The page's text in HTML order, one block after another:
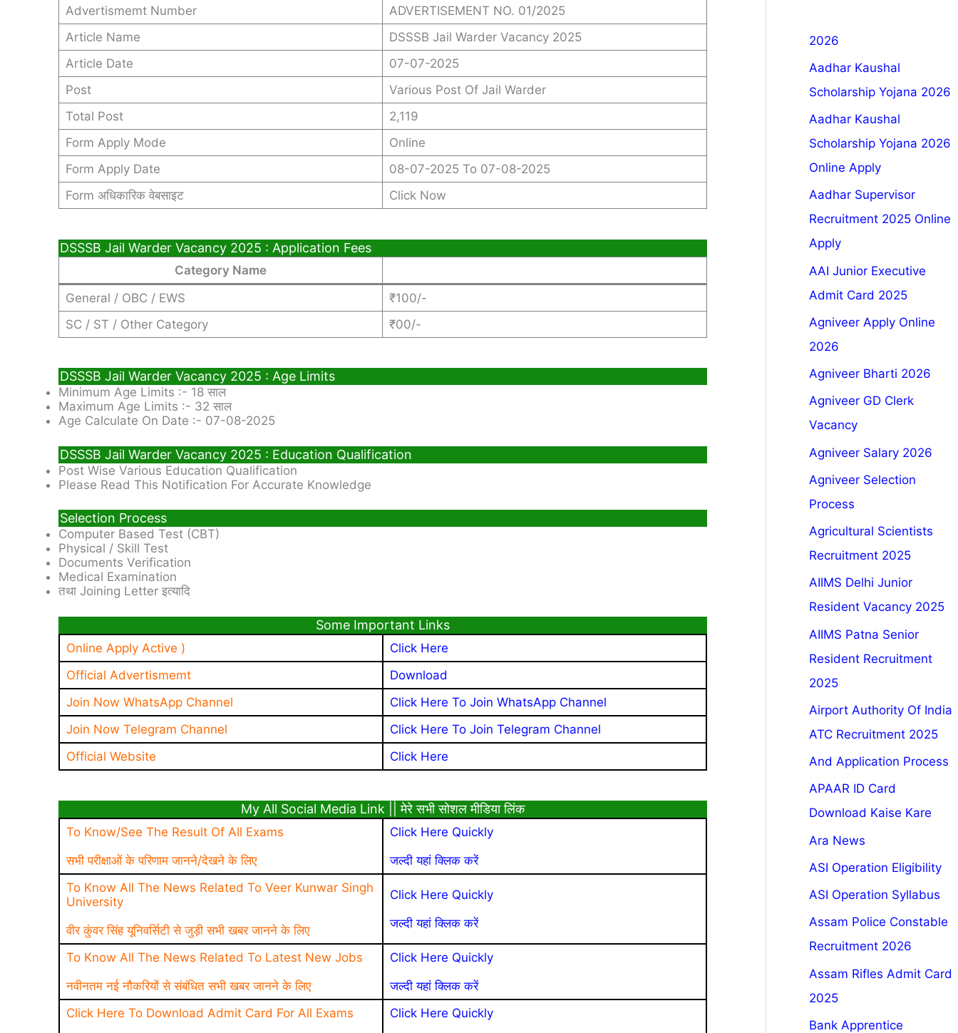
Advertismemt Number
ADVERTISEMENT NO. 01/2025
Article Name
DSSSB Jail Warder Vacancy 2025
Article Date
07-07-2025
Post
Various Post Of Jail Warder
Total Post
2,119
Form Apply Mode
Online
Form Apply Date
08-07-2025 To 07-08-2025
Form अधिकारिक वेबसाइट
Click Now
DSSSB Jail Warder Vacancy 2025 : Application Fees
Category Name
General / OBC / EWS
₹100/-
SC / ST / Other Category
₹00/-
DSSSB Jail Warder Vacancy 2025 : Age Limits
Minimum Age Limits :- 18 साल
Maximum Age Limits :- 32 साल
Age Calculate On Date :- 07-08-2025
DSSSB Jail Warder Vacancy 2025 : Education Qualification
Post Wise Various Education Qualification
Please Read This Notification For Accurate Knowledge
Selection Process
Computer Based Test (CBT)
Physical / Skill Test
Documents Verification
Medical Examination
तथा Joining Letter इत्यादि
Some Important Links
Online Apply Active )
Click Here
Official Advertismemt
Download
Join Now WhatsApp Channel
Click Here To Join WhatsApp Channel
Join Now Telegram Channel
Click Here To Join Telegram Channel
Official Website
Click Here
My All Social Media Link || मेरे सभी सोशल मीडिया लिंक
To Know/See The Result Of All Exams
सभी परीक्षाओं के परिणाम जानने/देखने के लिए
Click Here Quickly
जल्दी यहां क्लिक करें
To Know All The News Related To Veer Kunwar Singh
University
वीर कुंवर सिंह यूनिवर्सिटी से जुड़ी सभी खबर जानने के लिए
Click Here Quickly
जल्दी यहां क्लिक करें
To Know All The News Related To Latest New Jobs
नवीनतम नई नौकरियों से संबंधित सभी खबर जानने के लिए
Click Here Quickly
जल्दी यहां क्लिक करें
Click Here To Download Admit Card For All Exams
Click Here Quickly
2026
Aadhar Kaushal
Scholarship Yojana 2026
Aadhar Kaushal
Scholarship Yojana 2026
Online Apply
Aadhar Supervisor
Recruitment 2025 Online
Apply
AAI Junior Executive
Admit Card 2025
Agniveer Apply Online
2026
Agniveer Bharti 2026
Agniveer GD Clerk
Vacancy
Agniveer Salary 2026
Agniveer Selection
Process
Agricultural Scientists
Recruitment 2025
AIIMS Delhi Junior
Resident Vacancy 2025
AIIMS Patna Senior
Resident Recruitment
2025
Airport Authority Of India
ATC Recruitment 2025
And Application Process
APAAR ID Card
Download Kaise Kare
Ara News
ASI Operation Eligibility
ASI Operation Syllabus
Assam Police Constable
Recruitment 2026
Assam Rifles Admit Card
2025
Bank Apprentice